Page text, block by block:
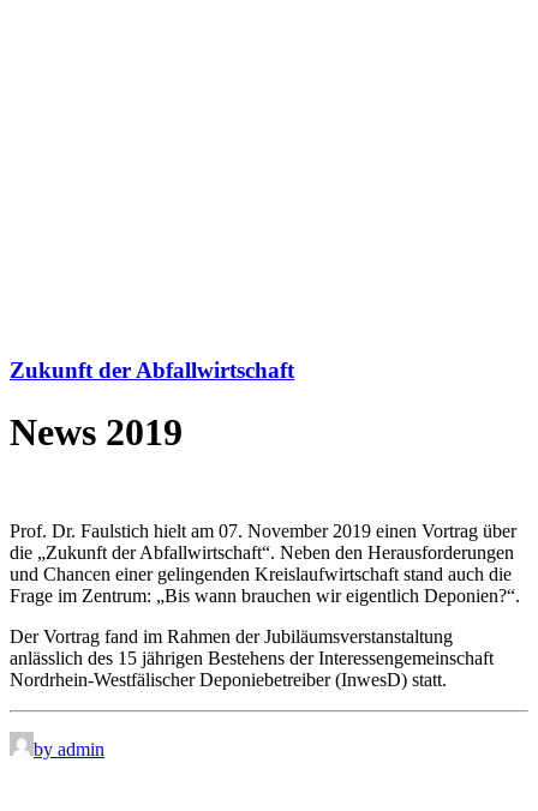
Zukunft der Abfallwirtschaft
News 2019
Prof. Dr. Faulstich hielt am 07. November 2019 einen Vortrag über
die „Zukunft der Abfallwirtschaft“. Neben den Herausforderungen
und Chancen einer gelingenden Kreislaufwirtschaft stand auch die
Frage im Zentrum: „Bis wann brauchen wir eigentlich Deponien?“.
Der Vortrag fand im Rahmen der Jubiläumsverstanstaltung
anlässlich des 15 jährigen Bestehens der Interessengemeinschaft
Nordrhein-Westfälischer Deponiebetreiber (InwesD) statt.
by admin